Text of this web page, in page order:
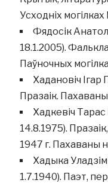
Усходніх могілках
Фядосік
18.1.2005).
Паўночных
Хадановіч Ігар
Празаік.
Хадкевіч Тарас
14.8.1975).
1947 г. Пахаваны
Хадыка
1.7.1940). Паэт,